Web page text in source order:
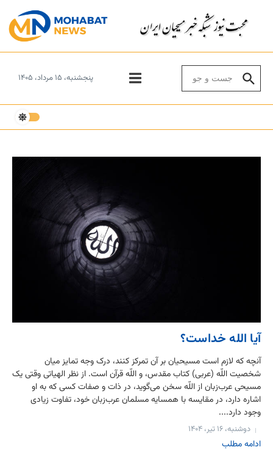
پنجشنبه، ۱۵ مرداد، ۱۴۰۵
آیا الله خداست؟
آنچه که لازم است مسیحیان بر آن تمرکز کنند، درک وجه تمایز میان
شخصیت اللّه (عربی) کتاب مقدس، و اللّه قرآن است. از نظر الهیاتی وقتی یک
مسیحی عرب‌زبان از اللّه سخن می‌گوید، در ذات و صفات کسی که به او
اشاره دارد،‌ در مقایسه با همسایه مسلمان عرب‌زبان خود، تفاوت زیادی
وجود دارد....
دوشنبه، ۱۶ تیر، ۱۴۰۴
ادامه مطلب